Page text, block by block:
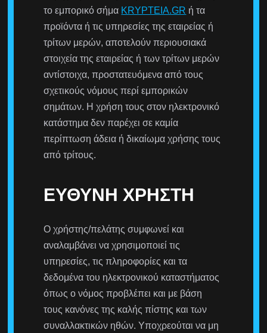
το εμπορικό σήμα KRYPTEIA.GR ή τα
προϊόντα ή τις υπηρεσίες της εταιρείας ή
τρίτων μερών, αποτελούν περιουσιακά
στοιχεία της εταιρείας ή των τρίτων μερών
αντίστοιχα, προστατευόμενα από τους
σχετικούς νόμους περί εμπορικών
σημάτων. Η χρήση τους στον ηλεκτρονικό
κατάστημα δεν παρέχει σε καμία
περίπτωση άδεια ή δικαίωμα χρήσης τους
από τρίτους.
ΕΥΘΎΝΗ ΧΡΉΣΤΗ
Ο χρήστης/πελάτης συμφωνεί και
αναλαμβάνει να χρησιμοποιεί τις
υπηρεσίες, τις πληροφορίες και τα
δεδομένα του ηλεκτρονικού καταστήματος
όπως ο νόμος προβλέπει και με βάση
τους κανόνες της καλής πίστης και των
συναλλακτικών ηθών. Υποχρεούται να μη